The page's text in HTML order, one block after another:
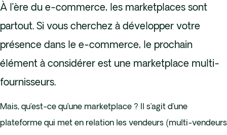
À l’ère du e-commerce, les marketplaces sont
partout. Si vous cherchez à développer votre
présence dans le e-commerce, le prochain
élément à considérer est une marketplace multi-
fournisseurs.
Mais, qu’est-ce qu’une marketplace ? Il s’agit d’une
plateforme qui met en relation les vendeurs (multi-vendeurs